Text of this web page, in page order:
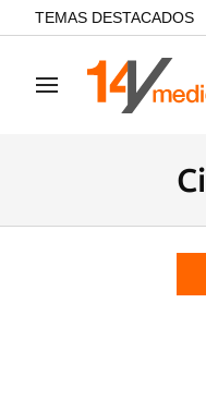
common.go-to-content
TEMAS DESTACADOS
Navegación